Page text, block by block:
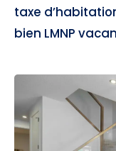
taxe
bien LMNP